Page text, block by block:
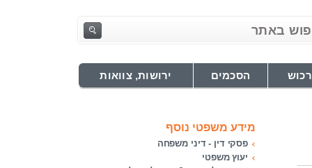
הסכמים ירושות, צוואות
מידע משפטי נוסף
פסקי דין - דיני משפחה
יעוץ משפטי